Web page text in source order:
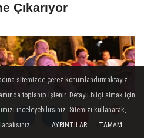
Yorumlar
Yorumlar
Çıkarıyor
sitemizde çerez konumlandırmaktayız.
toplanıp işlenir. Detaylı bilgi almak için
inceleyebilirsiniz. Sitemizi kullanarak,
AYRINTILAR TAMAM